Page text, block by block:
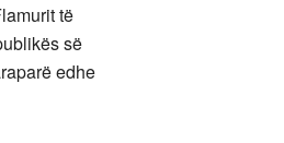
të
së
edhe